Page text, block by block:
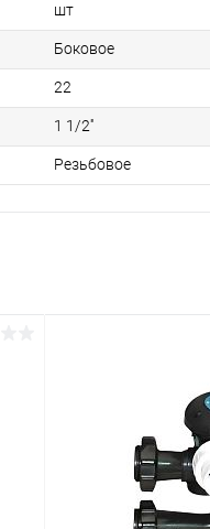
шт
Боковое
22
1 1/2''
Резьбовое